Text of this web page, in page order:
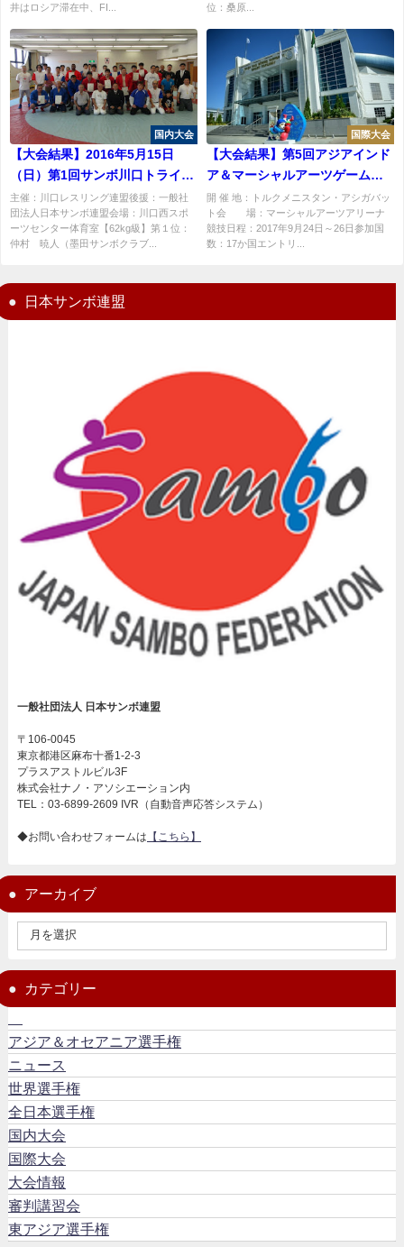
井はロシア滞在中、FI...
位：桑原...
国内大会
【大会結果】2016年5月15日
（日）第1回サンボ川口トライア
ルリーグ結果
主催：川口レスリング連盟後援：一般社
団法人日本サンボ連盟会場：川口西スポ
ーツセンター体育室【62kg級】第１位：
仲村 暁人（墨田サンボクラブ...
国際大会
【大会結果】第5回アジアインド
ア＆マーシャルアーツゲーム
ズ・サンボ競技結果
開 催 地：トルクメニスタン・アシガバッ
ト会 場：マーシャルアーツアリーナ
競技日程：2017年9月24日～26日参加国
数：17か国エントリ...
日本サンボ連盟
一般社団法人 日本サンボ連盟
〒106-0045
東京都港区麻布十番1-2-3
プラスアストルビル3F
株式会社ナノ・アソシエーション内
TEL：03-6899-2609 IVR（自動音声応答システム）
◆お問い合わせフォームは 【こちら】
アーカイブ
カテゴリー
アジア＆オセアニア選手権
ニュース
世界選手権
全日本選手権
国内大会
国際大会
大会情報
審判講習会
東アジア選手権